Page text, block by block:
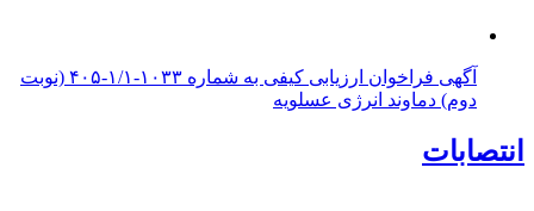
آگهی فراخوان ارزیابی کیفی به شماره ۱۰۳۳-۱/۱-۴۰۵ (نوبت
دوم) دماوند انرژی عسلویه
انتصابات